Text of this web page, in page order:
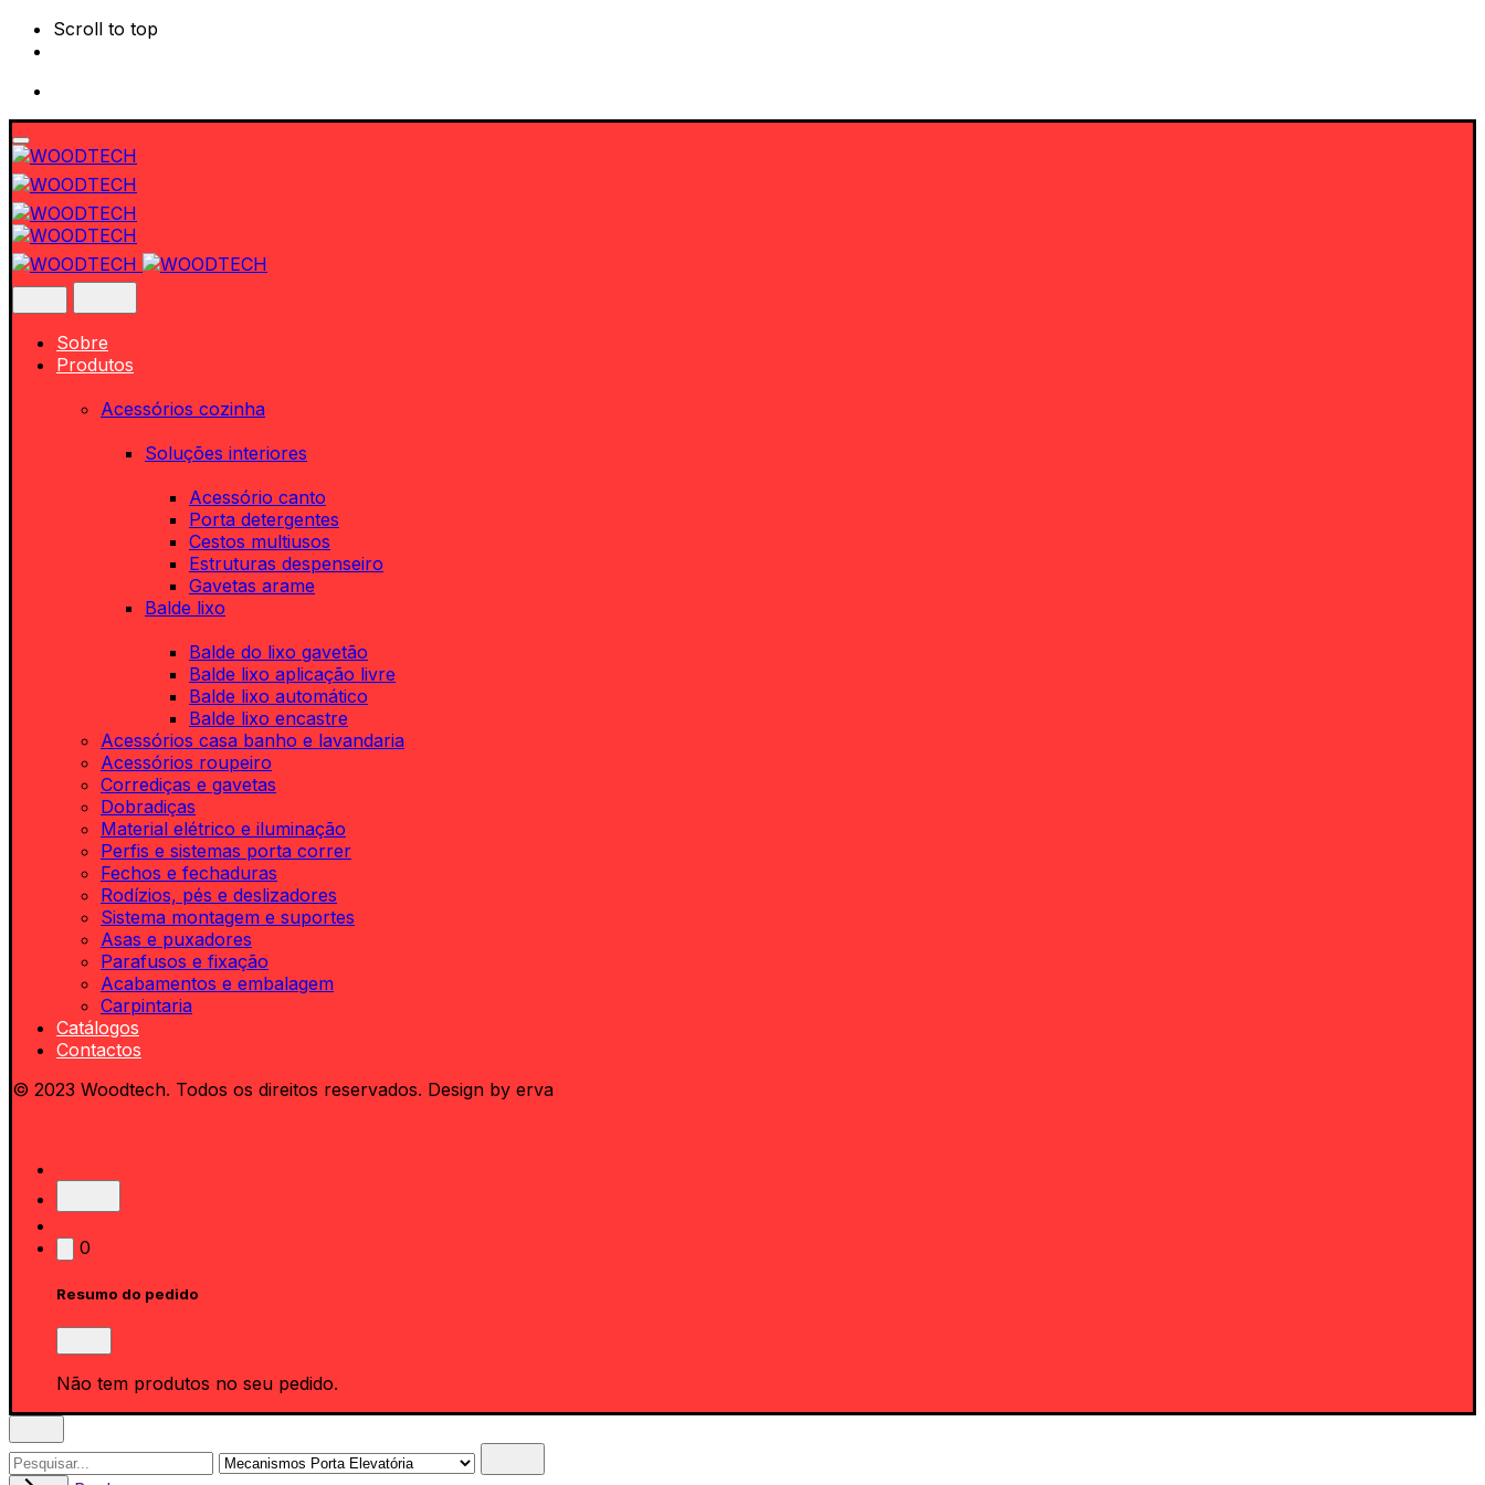
Scroll to top
Skip
to
content
Sobre
Produtos
Acessórios cozinha
Soluções interiores
Acessório canto
Porta detergentes
Cestos multiusos
Estruturas despenseiro
Gavetas arame
Balde lixo
Balde do lixo gavetão
Balde lixo aplicação livre
Balde lixo automático
Balde lixo encastre
Acessórios casa banho e lavandaria
Acessórios roupeiro
Corrediças e gavetas
Dobradiças
Material elétrico e iluminação
Perfis e sistemas porta correr
Fechos e fechaduras
Rodízios, pés e deslizadores
Sistema montagem e suportes
Asas e puxadores
Parafusos e fixação
Acabamentos e embalagem
Carpintaria
Catálogos
Contactos
© 2023 Woodtech. Todos os direitos reservados. Design by erva
0
Resumo do pedido
Não tem produtos no seu pedido.
Search
for